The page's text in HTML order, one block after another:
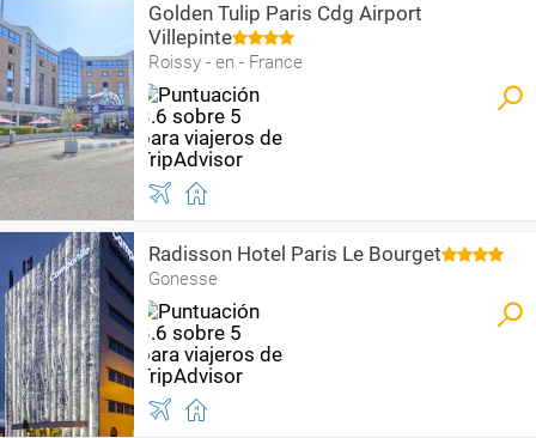
Golden Tulip Paris Cdg Airport
Villepinte
Roissy - en - France
Radisson Hotel Paris Le Bourget
Gonesse